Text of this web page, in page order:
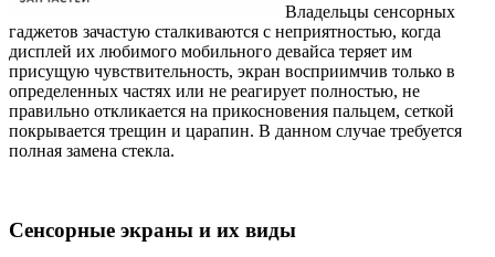
Владельцы сенсорных
гаджетов зачастую сталкиваются с неприятностью, когда
дисплей их любимого мобильного девайса теряет им
присущую чувствительность, экран восприимчив только в
определенных частях или не реагирует полностью, не
правильно откликается на прикосновения пальцем, сеткой
покрывается трещин и царапин. В данном случае требуется
полная замена стекла.
Сенсорные экраны и их виды